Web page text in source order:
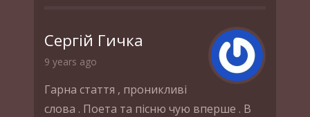
Сергій Гичка
9 years ago
Гарна стаття , проникливі
слова . Поета та пісню чую вперше . В